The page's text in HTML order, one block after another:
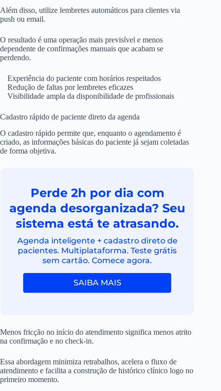
Além disso, utilize lembretes automáticos para clientes via
push ou email.
O resultado é uma operação mais previsível e menos
dependente de confirmações manuais que acabam se
perdendo.
Experiência do paciente com horários respeitados
Redução de faltas por lembretes eficazes
Visibilidade ampla da disponibilidade de profissionais
Cadastro rápido de paciente direto da agenda
O cadastro rápido permite que, enquanto o agendamento é
criado, as informações básicas do paciente já sejam coletadas
de forma objetiva.
Perde 2h por dia com
agenda desorganizada? Seu
sistema está te atrasando.
Agenda inteligente + cadastro direto de
pacientes. Multiplataforma. Teste grátis
sem cartão. Comece agora.
SAIBA MAIS
Menos fricção no início do atendimento significa menos atrito
na confirmação e no check-in.
Essa abordagem minimiza retrabalhos, acelera o fluxo de
atendimento e facilita a construção de histórico clínico logo no
primeiro momento.